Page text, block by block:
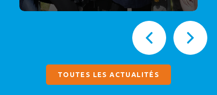
TOUTES LES ACTUALITÉS